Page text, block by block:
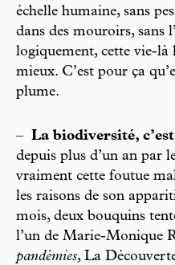
échelle humaine, sans
dans des mouroirs, sans
logiquement, cette vie-là
mieux. C’est pour ça
plume.
– La biodiversité,
depuis plus d’un an par
vraiment cette foutue
les raisons de son
mois, deux bouquins
l’un de Marie-Monique
pandémies, La